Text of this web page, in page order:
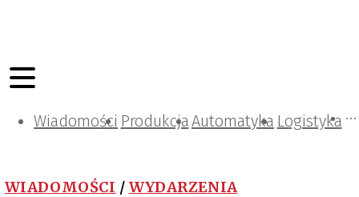
Wiadomości ProdukcjaAutomatyka Logistyka
Projektowanie i konstrukcje
Zarządzanie i IT
Tematy specjalne
WIADOMOŚCI / WYDARZENIA